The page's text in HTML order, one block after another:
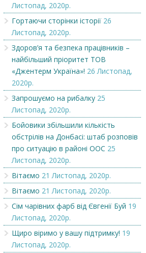
Листопад, 2020р.
Гортаючи сторінки історії 26
Листопад, 2020р.
Здоров’я та безпека працівників –
найбільший пріоритет ТОВ
«Джентерм Україна»! 26 Листопад,
2020р.
Запрошуємо на рибалку 25
Листопад, 2020р.
Бойовики збільшили кількість
обстрілів на Донбасі: штаб розповів
про ситуацію в районі ООС 25
Листопад, 2020р.
Вітаємо 21 Листопад, 2020р.
Вітаємо 21 Листопад, 2020р.
Сім чарівних фарб від Євгенії Буй 19
Листопад, 2020р.
Щиро віримо у вашу підтримку! 19
Листопад, 2020р.